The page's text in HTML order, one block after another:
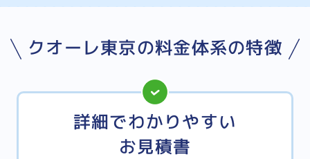
クオーレ東京の料金体系の特徴
詳細でわかりやすい
お見積書